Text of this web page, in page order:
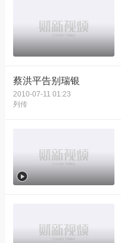
蔡洪平告别瑞银
2010-07-11 01:23
列传